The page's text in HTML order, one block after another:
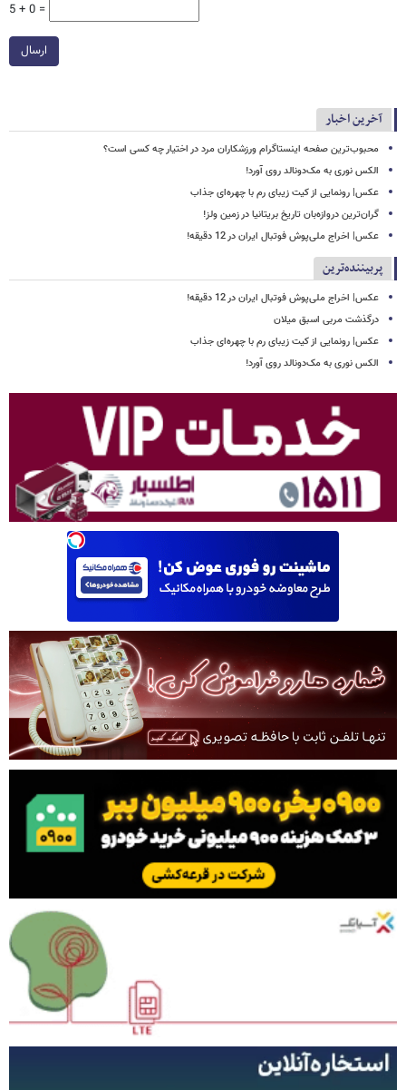
5 + 0 =
ارسال
آخرین اخبار
محبوب‌ترین صفحه اینستاگرام ورزشکاران مرد در اختیار چه کسی است؟
الکس نوری به مک‌دونالد روی آورد!
عکس| رونمایی از کیت زیبای رم با چهره‌ای جذاب
گران‌ترین دروازه‌بان تاریخ بریتانیا در زمین ولز!
عکس| اخراج ملی‌پوش فوتبال ایران در 12 دقیقه!
پربیننده‌ترین
عکس| اخراج ملی‌پوش فوتبال ایران در 12 دقیقه!
درگذشت مربی اسبق میلان
عکس| رونمایی از کیت زیبای رم با چهره‌ای جذاب
الکس نوری به مک‌دونالد روی آورد!